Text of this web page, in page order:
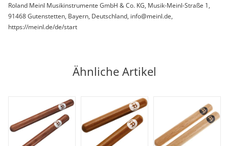
Roland Meinl Musikinstrumente GmbH & Co. KG, Musik-Meinl-Straße 1,
91468 Gutenstetten, Bayern, Deutschland, info@meinl.de,
https://meinl.de/de/start
Ähnliche Artikel